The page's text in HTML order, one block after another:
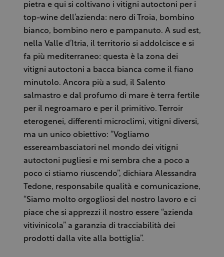
pietra e qui si coltivano i vitigni autoctoni per i
top-wine dell’azienda: nero di Troia, bombino
bianco, bombino nero e pampanuto. A sud est,
nella Valle d’Itria, il territorio si addolcisce e si
fa più mediterraneo: questa è la zona dei
vitigni autoctoni a bacca bianca come il fiano
minutolo. Ancora più a sud, il Salento
salmastro e dal profumo di mare è terra fertile
per il negroamaro e per il primitivo. Terroir
eterogenei, differenti microclimi, vitigni diversi,
ma un unico obiettivo: “Vogliamo
essereambasciatori nel mondo dei vitigni
autoctoni pugliesi e mi sembra che a poco a
poco ci stiamo riuscendo”, dichiara Alessandra
Tedone, responsabile qualità e comunicazione,
“Siamo molto orgogliosi del nostro lavoro e ci
piace che si apprezzi il nostro essere “azienda
vitivinicola” a garanzia di tracciabilità dei
prodotti dalla vite alla bottiglia”.